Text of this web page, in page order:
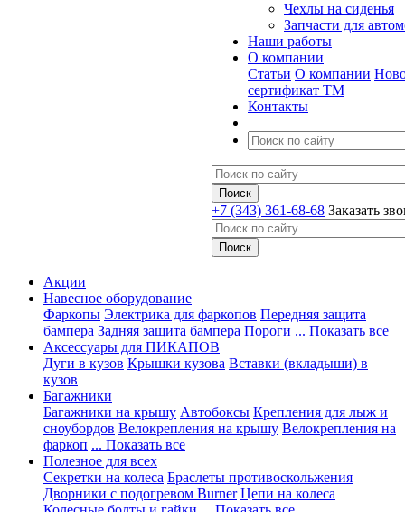
Чехлы на сиденья
Запчасти для
Наши работы
О компании
Статьи О компании
сертификат ТМ
Контакты
+7 (343) 361-68-68 Заказать
Акции
Навесное оборудование
Фаркопы Электрика для фаркопов Передняя защита
бампера Задняя защита бампера Пороги ... Показать все
Аксессуары для ПИКАПОВ
Дуги в кузов Крышки кузова Вставки (вкладыши) в
кузов
Багажники
Багажники на крышу Автобоксы Крепления для лыж и
сноубордов Велокрепления на крышу Велокрепления на
фаркоп ... Показать все
Полезное для всех
Секретки на колеса Браслеты противоскольжения
Дворники с подогревом Burner Цепи на колеса